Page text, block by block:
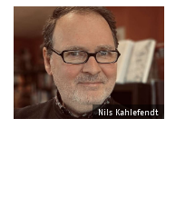
Nils Kahlefendt